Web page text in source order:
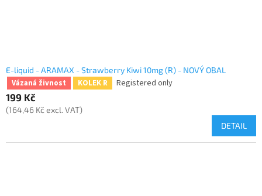
E-liquid - ARAMAX - Strawberry Kiwi 10mg (R) - NOVÝ OBAL
Vázaná živnost KOLEK R
Registered only
199 Kč
(164,46 Kč excl. VAT)
DETAIL